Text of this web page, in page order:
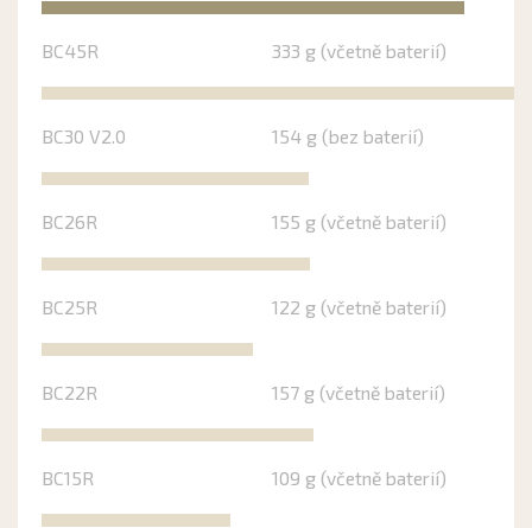
BC45R 333 g (včetně baterií)
BC30 V2.0 154 g (bez baterií)
BC26R 155 g (včetně baterií)
BC25R 122 g (včetně baterií)
BC22R 157 g (včetně baterií)
BC15R 109 g (včetně baterií)